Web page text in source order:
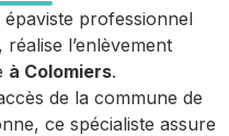
épaviste professionnel
l’enlèvement
à Colomiers.
de la commune de
ce spécialiste assure